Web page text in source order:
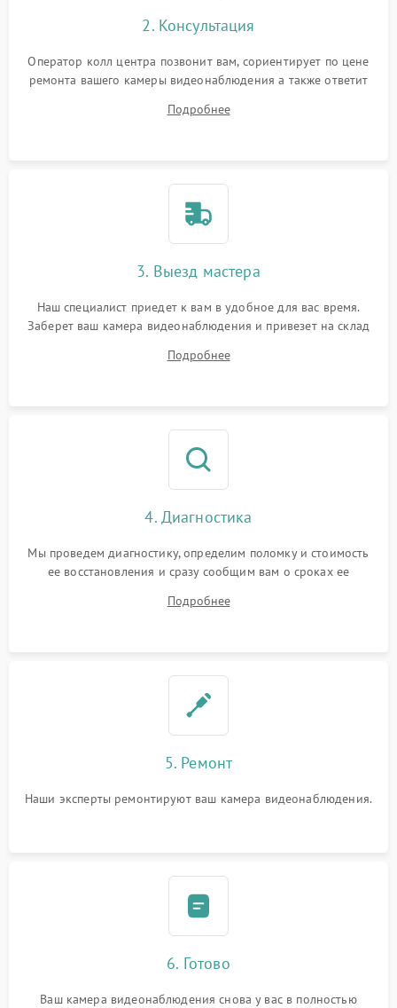
2. Консультация
Оператор колл центра позвонит вам, сориентирует по цене
ремонта вашего камеры видеонаблюдения а также ответит
Подробнее
3. Выезд мастера
Наш специалист приедет к вам в удобное для вас время.
Заберет ваш камера видеонаблюдения и привезет на склад
Подробнее
4. Диагностика
Мы проведем диагностику, определим поломку и стоимость
ее восстановления и сразу сообщим вам о сроках ее
Подробнее
5. Ремонт
Наши эксперты ремонтируют ваш камера видеонаблюдения.
6. Готово
Ваш камера видеонаблюдения снова у вас в полностью